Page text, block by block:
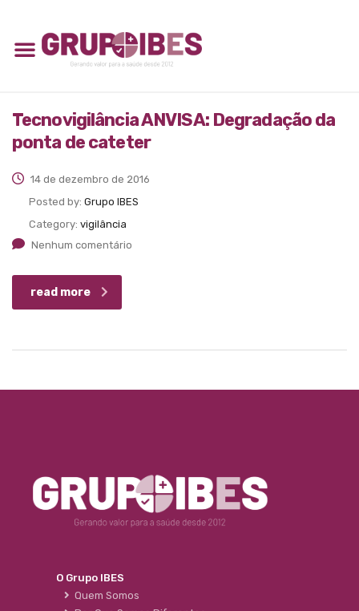
Tecnovigilância ANVISA: Degradação da
ponta de cateter
14 de dezembro de 2016
Posted by: Grupo IBES
Category: vigilância
Nenhum comentário
read more
O Grupo IBES
Quem Somos